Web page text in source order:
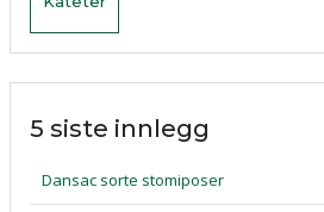
5 siste innlegg
Dansac sorte stomiposer